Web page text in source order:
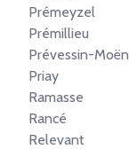
Prémeyzel
Prémillieu
Prévessin-
Priay
Ramasse
Rancé
Relevant